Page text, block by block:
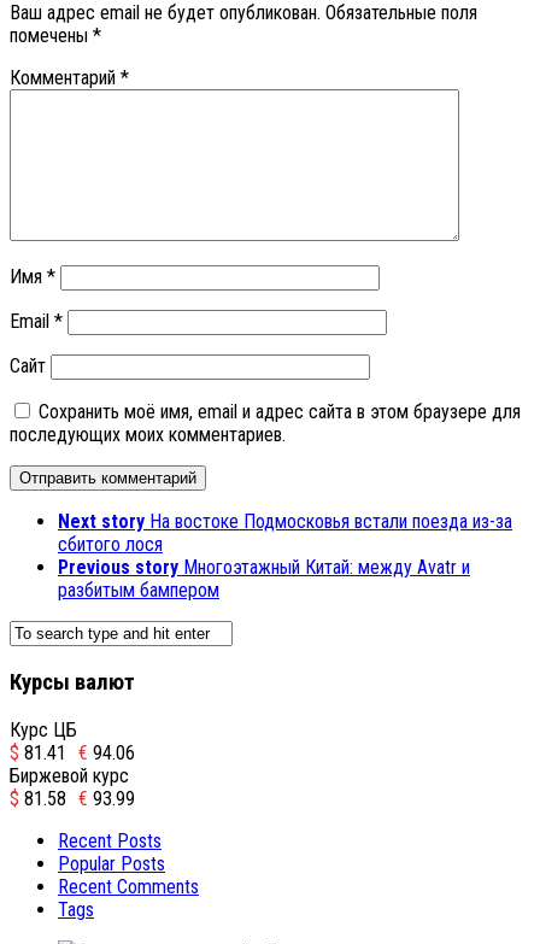
Ваш адрес email не будет опубликован. Обязательные поля
помечены *
Комментарий *
Имя *
Email *
Сайт
Сохранить моё имя, email и адрес сайта в этом браузере для
последующих моих комментариев.
Next story На востоке Подмосковья встали поезда из-за
сбитого лося
Previous story Многоэтажный Китай: между Avatr и
разбитым бампером
Курсы валют
Курс ЦБ
$ 81.41 € 94.06
Биржевой курс
$ 81.58 € 93.99
Recent Posts
Popular Posts
Recent Comments
Tags